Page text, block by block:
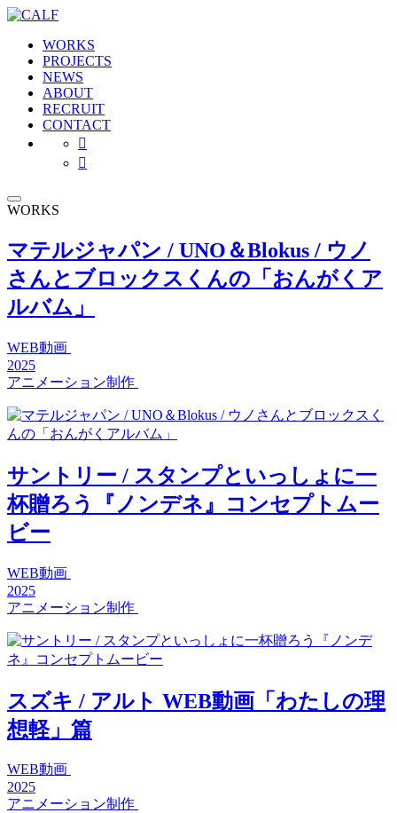
WORKS
PROJECTS
NEWS
ABOUT
RECRUIT
CONTACT


WORKS
マテルジャパン / UNO＆Blokus / ウノ
さんとブロックスくんの「おんがくア
ルバム」
WEB動画
2025
アニメーション制作
サントリー / スタンプといっしょに一
杯贈ろう『ノンデネ』コンセプトムー
ビー
WEB動画
2025
アニメーション制作
スズキ / アルト WEB動画「わたしの理
想軽」篇
WEB動画
2025
アニメーション制作